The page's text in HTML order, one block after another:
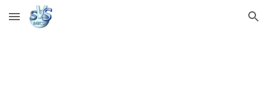
Skip to main content Skip to navigation